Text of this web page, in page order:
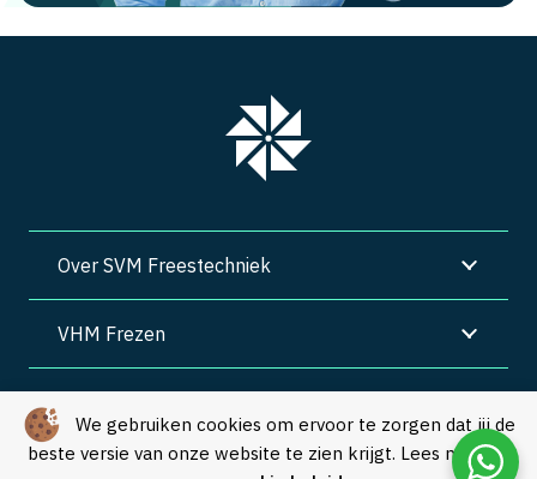
We gebruiken cookies om ervoor te zorgen dat jij de
beste versie van onze website te zien krijgt. Lees meer in
Over SVM Freestechniek
VHM Frezen
Algemene voorwaarden | Privacy